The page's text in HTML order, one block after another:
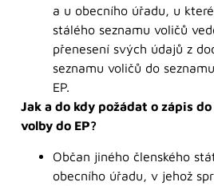
a u obecního úřadu, u
stálého seznamu voličů
přenesení svých údajů z
seznamu voličů do
EP.
Jak a do kdy požádat o zápis
volby do EP?
Občan jiného členského
obecního úřadu, v jehož